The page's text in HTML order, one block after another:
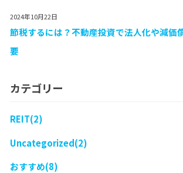
2024年10月22日
節税するには？不動産投資で法人化や減価
要
カテゴリー
REIT(2)
Uncategorized(2)
おすすめ(8)